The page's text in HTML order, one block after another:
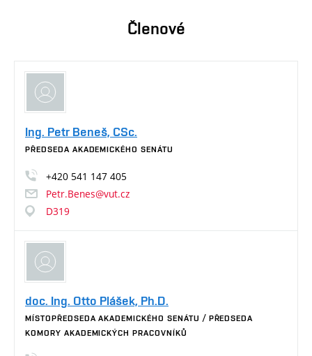
Členové
Ing. Petr Beneš, CSc.
PŘEDSEDA AKADEMICKÉHO SENÁTU
+420 541 147 405
Petr.Benes@vut.cz
D319
doc. Ing. Otto Plášek, Ph.D.
MÍSTOPŘEDSEDA AKADEMICKÉHO SENÁTU / PŘEDSEDA
KOMORY AKADEMICKÝCH PRACOVNÍKŮ